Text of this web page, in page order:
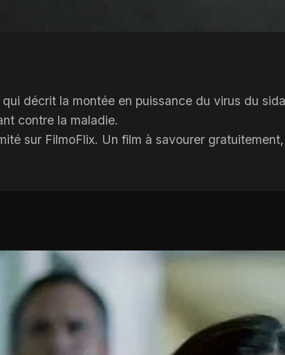
décrit la montée en puissance du virus du
contre la maladie.
sur FilmoFlix. Un film à savourer